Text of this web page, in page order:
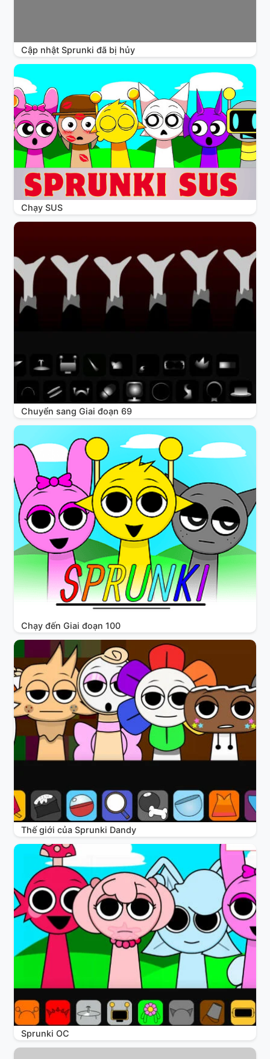
Cập nhật Sprunki đã bị hủy
Chạy SUS
Chuyển sang Giai đoạn 69
Chạy đến Giai đoạn 100
Thế giới của Sprunki Dandy
Sprunki OC